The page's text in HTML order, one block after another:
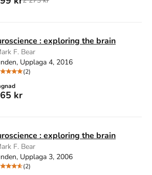
: exploring the brain
F. Bear
Upplaga 4, 2016
(2)
kr
: exploring the brain
F. Bear
Upplaga 3, 2006
(2)